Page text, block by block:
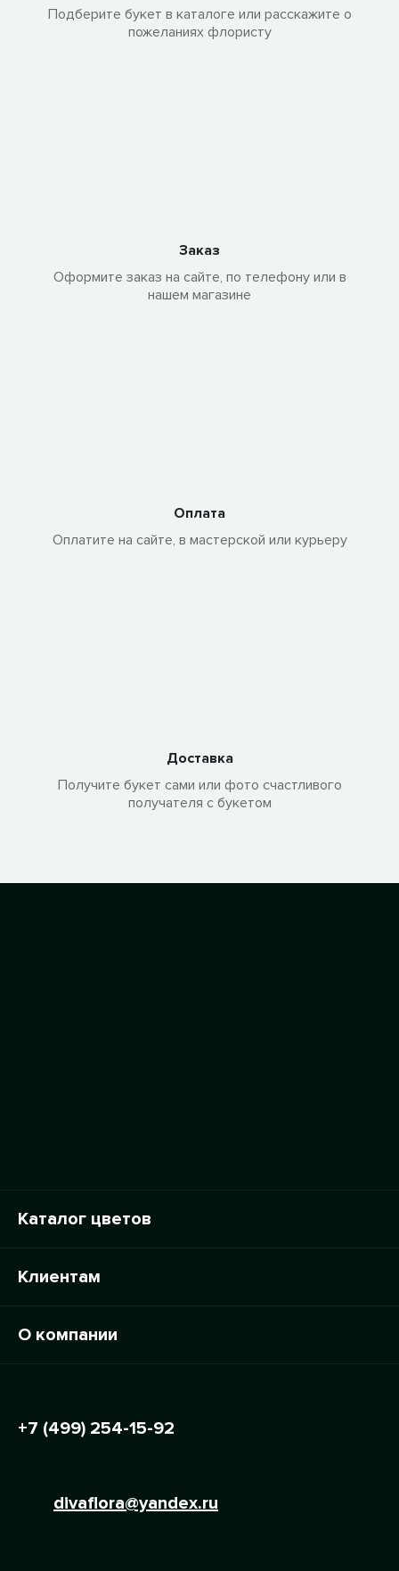
Подберите букет в каталоге или расскажите о
пожеланиях флористу
Заказ
Оформите заказ на сайте, по телефону или в
нашем магазине
Оплата
Оплатите на сайте, в мастерской или курьеру
Доставка
Получите букет сами или фото счастливого
получателя с букетом
Каталог цветов
Клиентам
О компании
+7 (499) 254-15-92
divaflora@yandex.ru